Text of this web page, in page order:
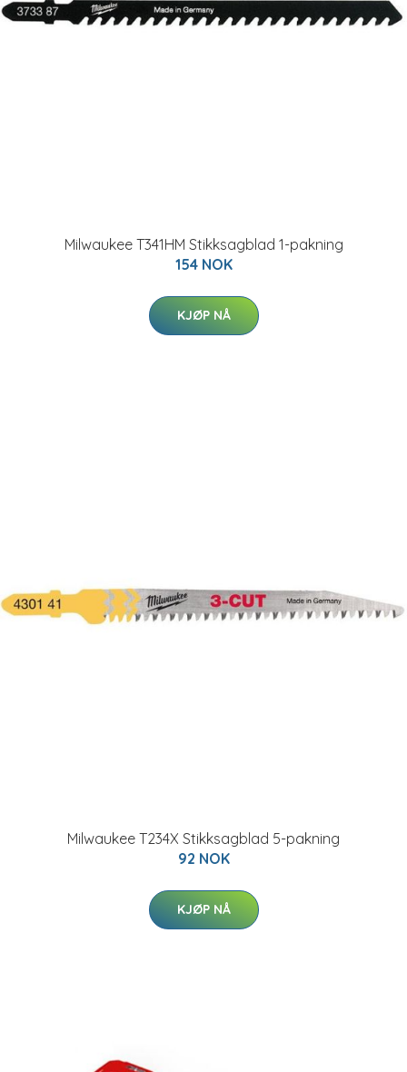
Milwaukee T341HM Stikksagblad 1-pakning
154 NOK
KJØP NÅ
Milwaukee T234X Stikksagblad 5-pakning
92 NOK
KJØP NÅ